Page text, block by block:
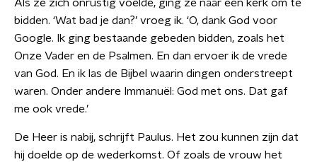
Als ze zich onrustig voelde, ging ze naar een kerk om te
bidden. ‘Wat bad je dan?’ vroeg ik. ‘O, dank God voor
Google. Ik ging bestaande gebeden bidden, zoals het
Onze Vader en de Psalmen. En dan ervoer ik de vrede
van God. En ik las de Bijbel waarin dingen onderstreept
waren. Onder andere Immanuël: God met ons. Dat gaf
me ook vrede.’
De Heer is nabij, schrijft Paulus. Het zou kunnen zijn dat
hij doelde op de wederkomst. Of zoals de vrouw het